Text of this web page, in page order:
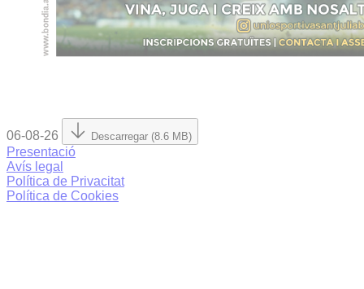
06-08-26 Descarregar (8.6 MB)
Presentació
Avís legal
Política de Privacitat
Política de Cookies